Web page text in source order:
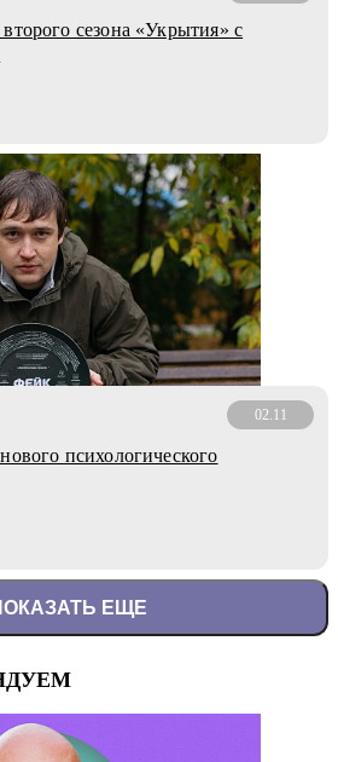
сезона «Укрытия» с
02.11
психологического
ЕЩЕ